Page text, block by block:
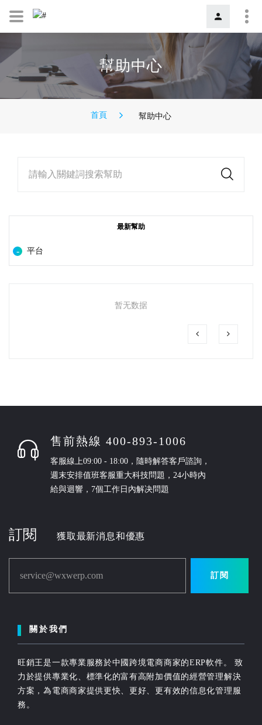
幫助中心
首頁 幫助中心
請輸入關鍵詞搜索幫助
最新幫助
平台
暂无数据
售前熱線 400-893-1006
客服線上09:00 - 18:00，隨時解答客戶諮詢，
週末安排值班客服重大科技問題，24小時內
給與迴響，7個工作日內解决問題
訂閱 獲取最新消息和優惠
service@wxwerp.com 訂閱
關於我們
旺銷王是一款專業服務於中國跨境電商商家的ERP軟件。 致
力於提供專業化、標準化的富有高附加價值的經營管理解決
方案，為電商商家提供更快、更好、更有效的信息化管理服
務。